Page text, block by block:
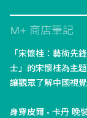
M+ 商店筆記
「宋懷桂：藝術先
士」的宋懷桂為主
讓觀眾了解中國視
身穿皮爾 • 卡丹 晚